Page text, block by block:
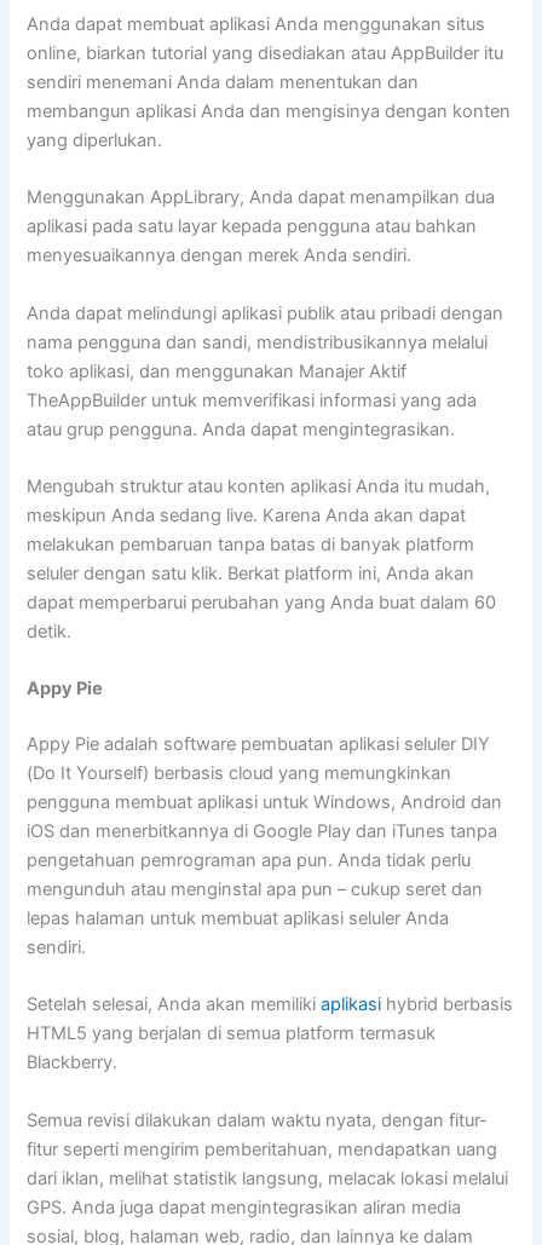
Anda dapat membuat aplikasi Anda menggunakan situs
online, biarkan tutorial yang disediakan atau AppBuilder itu
sendiri menemani Anda dalam menentukan dan
membangun aplikasi Anda dan mengisinya dengan konten
yang diperlukan.
Menggunakan AppLibrary, Anda dapat menampilkan dua
aplikasi pada satu layar kepada pengguna atau bahkan
menyesuaikannya dengan merek Anda sendiri.
Anda dapat melindungi aplikasi publik atau pribadi dengan
nama pengguna dan sandi, mendistribusikannya melalui
toko aplikasi, dan menggunakan Manajer Aktif
TheAppBuilder untuk memverifikasi informasi yang ada
atau grup pengguna. Anda dapat mengintegrasikan.
Mengubah struktur atau konten aplikasi Anda itu mudah,
meskipun Anda sedang live. Karena Anda akan dapat
melakukan pembaruan tanpa batas di banyak platform
seluler dengan satu klik. Berkat platform ini, Anda akan
dapat memperbarui perubahan yang Anda buat dalam 60
detik.
Appy Pie
Appy Pie adalah software pembuatan aplikasi seluler DIY
(Do It Yourself) berbasis cloud yang memungkinkan
pengguna membuat aplikasi untuk Windows, Android dan
iOS dan menerbitkannya di Google Play dan iTunes tanpa
pengetahuan pemrograman apa pun. Anda tidak perlu
mengunduh atau menginstal apa pun – cukup seret dan
lepas halaman untuk membuat aplikasi seluler Anda
sendiri.
Setelah selesai, Anda akan memilikiaplikasi hybrid berbasis
HTML5 yang berjalan di semua platform termasuk
Blackberry.
Semua revisi dilakukan dalam waktu nyata, dengan fitur-
fitur seperti mengirim pemberitahuan, mendapatkan uang
dari iklan, melihat statistik langsung, melacak lokasi melalui
GPS. Anda juga dapat mengintegrasikan aliran media
sosial, blog, halaman web, radio, dan lainnya ke dalam